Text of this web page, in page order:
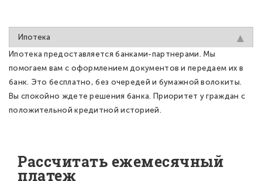
Ипотека
Ипотека предоставляется банками-партнерами. Мы
помогаем вам с оформлением документов и передаем их в
банк. Это бесплатно, без очередей и бумажной волокиты.
Вы спокойно ждете решения банка. Приоритет у граждан с
положительной кредитной историей.
Рассчитать ежемесячный
платеж